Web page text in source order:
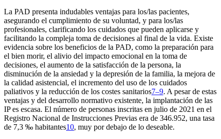
La PAD presenta indudables ventajas para los/las pacientes,
asegurando el cumplimiento de su voluntad, y para los/las
profesionales, clarificando los cuidados que pueden aplicarse y
facilitando la compleja toma de decisiones al final de la vida. Existe
evidencia sobre los beneficios de la PAD, como la preparación para
el bien morir, el alivio del impacto emocional en la toma de
decisiones, el aumento de la satisfacción de la persona, la
disminución de la ansiedad y la depresión de la familia, la mejora de
la calidad asistencial, el incremento del uso de los cuidados
paliativos y la reducción de los costes sanitarios7–9. A pesar de estas
ventajas y del desarrollo normativo existente, la implantación de las
IP es escasa. El número de personas inscritas en julio de 2021 en el
Registro Nacional de Instrucciones Previas era de 346.952, una tasa
de 7,3 ‰ habitantes10, muy por debajo de lo deseable.